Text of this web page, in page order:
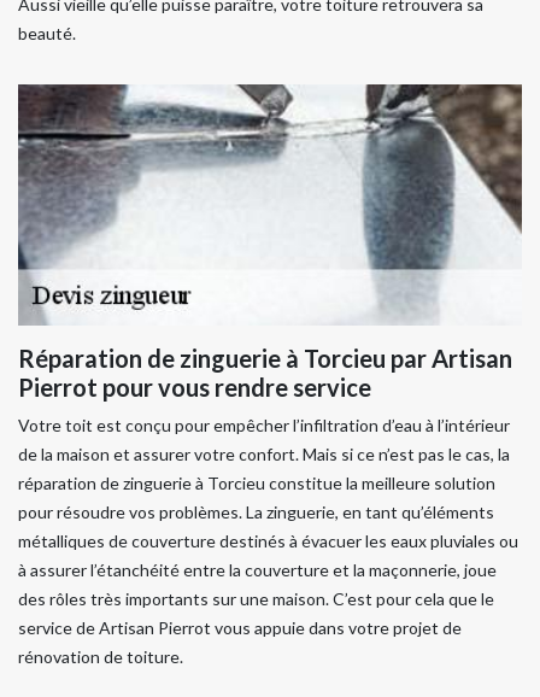
Aussi vieille qu’elle puisse paraître, votre toiture retrouvera sa
beauté.
Réparation de zinguerie à Torcieu par Artisan
Pierrot pour vous rendre service
Votre toit est conçu pour empêcher l’infiltration d’eau à l’intérieur
de la maison et assurer votre confort. Mais si ce n’est pas le cas, la
réparation de zinguerie à Torcieu constitue la meilleure solution
pour résoudre vos problèmes. La zinguerie, en tant qu’éléments
métalliques de couverture destinés à évacuer les eaux pluviales ou
à assurer l’étanchéité entre la couverture et la maçonnerie, joue
des rôles très importants sur une maison. C’est pour cela que le
service de Artisan Pierrot vous appuie dans votre projet de
rénovation de toiture.